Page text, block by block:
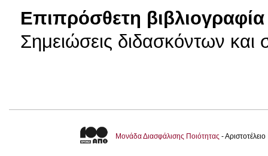
Επιπρόσθετη βιβλιογραφία
Σημειώσεις διδασκόντων
Μονάδα Διασφάλισης Ποιότητας -